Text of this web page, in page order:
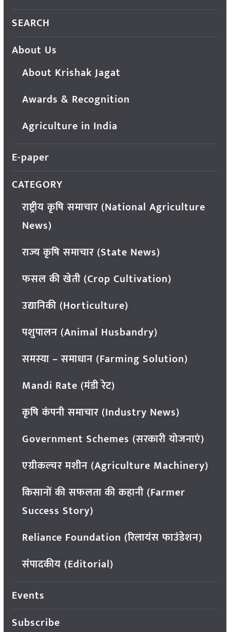
SEARCH
About Us
About Krishak Jagat
Awards & Recognition
Agriculture in India
E-paper
CATEGORY
राष्ट्रीय कृषि समाचार (National Agriculture
News)
राज्य कृषि समाचार (State News)
फसल की खेती (Crop Cultivation)
उद्यानिकी (Horticulture)
पशुपालन (Animal Husbandry)
समस्या – समाधान (Farming Solution)
Mandi Rate (मंडी रेट)
कृषि कंपनी समाचार (Industry News)
Government Schemes (सरकारी योजनाएं)
एग्रीकल्चर मशीन (Agriculture Machinery)
किसानों की सफलता की कहानी (Farmer
Success Story)
Reliance Foundation (रिलायंस फाउंडेशन)
संपादकीय (Editorial)
Events
Subscribe